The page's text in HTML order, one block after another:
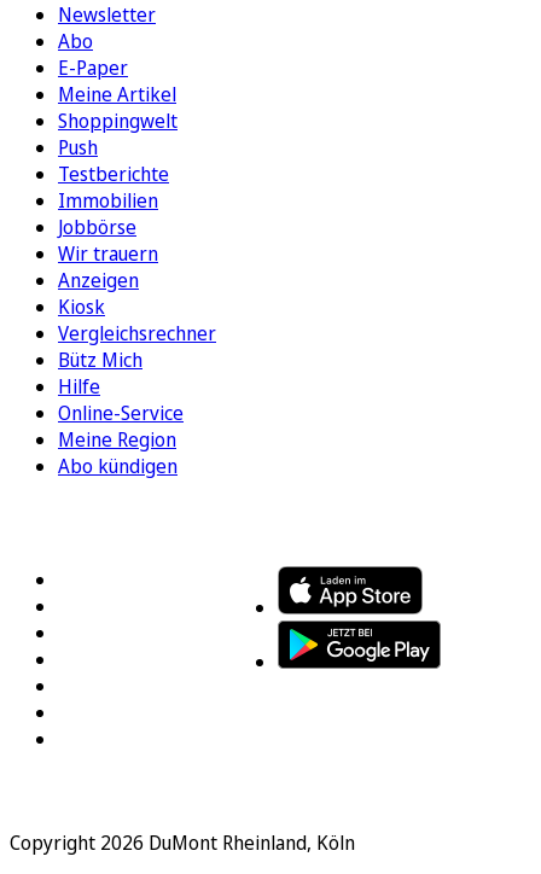
Newsletter
Abo
E-Paper
Meine Artikel
Shoppingwelt
Push
Testberichte
Immobilien
Jobbörse
Wir trauern
Anzeigen
Kiosk
Vergleichsrechner
Bütz Mich
Hilfe
Online-Service
Meine Region
Abo kündigen
Copyright 2026 DuMont Rheinland, Köln